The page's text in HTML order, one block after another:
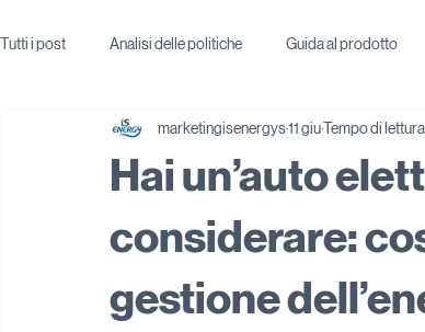
Tutti i post Analisi delle politiche Guida al prodotto
Hai un’auto
considerare:
gestione
marketingisenergys11 giuTempo di